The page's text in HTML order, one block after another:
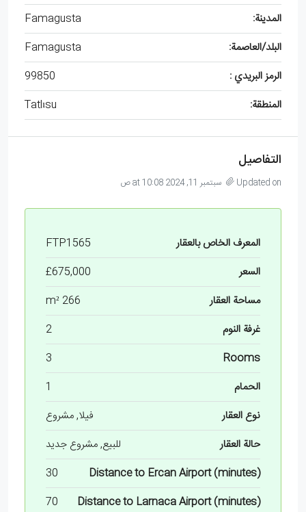
المدينة:
Famagusta
البلد/العاصمة:
Famagusta
الرمز البريدي :
99850
المنطقة:
Tatlısu
التفاصيل
Updated on سبتمبر 11, 2024 at 10:08 ص
المعرف الخاص بالعقار
FTP1565
السعر
£675,000
مساحة العقار
266 m²
غرفة النوم
2
Rooms
3
الحمام
1
نوع العقار
فيلا, مشروع
حالة العقار
للبيع, مشروع جديد
Distance to Ercan Airport (minutes)
30
Distance to Larnaca Airport (minutes)
70